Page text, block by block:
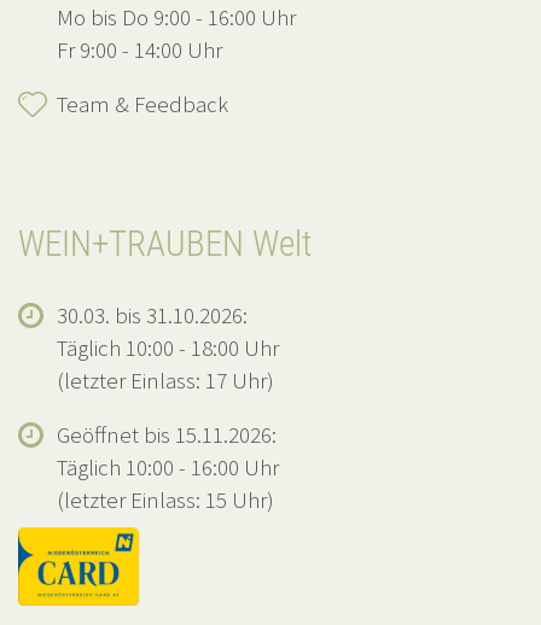
Mo bis Do 9:00 - 16:00 Uhr
Fr 9:00 - 14:00 Uhr
Team & Feedback
WEIN+TRAUBEN Welt
30.03. bis 31.10.2026:
Täglich 10:00 - 18:00 Uhr
(letzter Einlass: 17 Uhr)
Geöffnet bis 15.11.2026:
Täglich 10:00 - 16:00 Uhr
(letzter Einlass: 15 Uhr)